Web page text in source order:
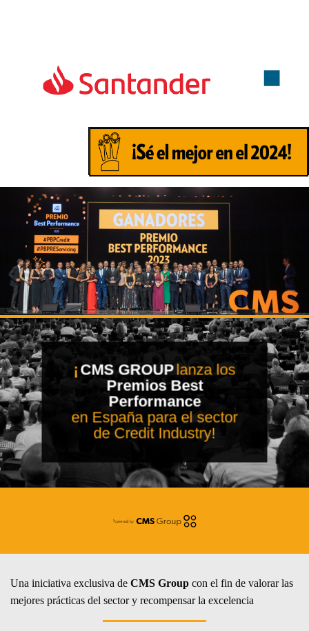
¡CMS GROUPlanza los
Premios Best
Performance
en España para el sector
de Credit Industry!
Una iniciativa exclusiva de CMS Group con el fin de valorar las
mejores prácticas del sector y recompensar la excelencia